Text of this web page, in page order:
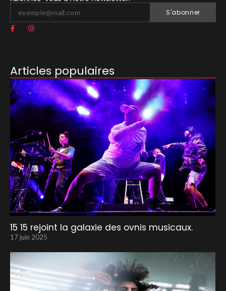
S'abonner
Articles populaires
15 15 rejoint la galaxie des ovnis musicaux.
17 juin 2025